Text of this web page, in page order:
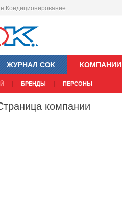
Кондиционирование
ЖУРНАЛ СОК КОМПАНИИ
БРЕНДЫ ПЕРСОНЫ
компании